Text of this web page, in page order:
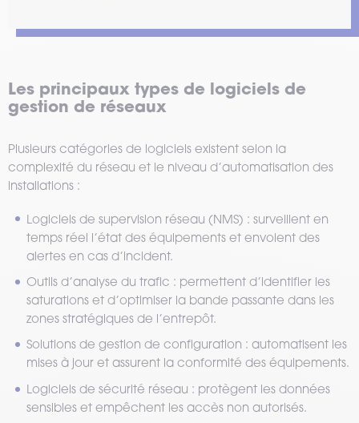
Les principaux types de logiciels de
gestion de réseaux
Plusieurs catégories de logiciels existent selon la
complexité du réseau et le niveau d’automatisation des
installations :
Logiciels de supervision réseau (NMS) : surveillent en
temps réel l’état des équipements et envoient des
alertes en cas d’incident.
Outils d’analyse du trafic : permettent d’identifier les
saturations et d’optimiser la bande passante dans les
zones stratégiques de l’entrepôt.
Solutions de gestion de configuration : automatisent les
mises à jour et assurent la conformité des équipements.
Logiciels de sécurité réseau : protègent les données
sensibles et empêchent les accès non autorisés.